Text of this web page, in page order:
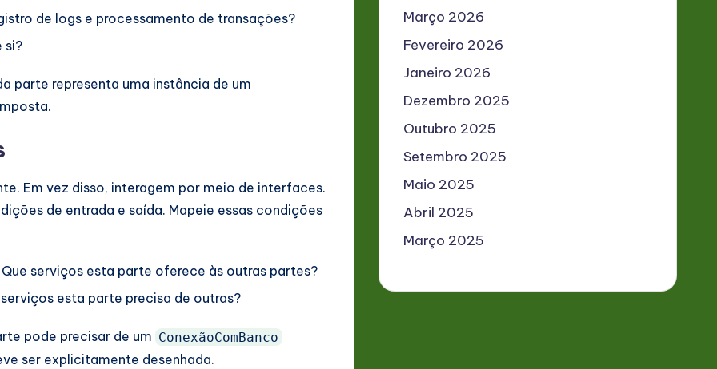
de logs e processamento de transações?
si?
parte representa uma instância de um
Em vez disso, interagem por meio de interfaces.
de entrada e saída. Mapeie essas condições
Que serviços esta parte oferece às outras partes?
serviços esta parte precisa de outras?
pode precisar de um ConexãoComBanco
ser explicitamente desenhada.
Março 2026
Fevereiro 2026
Janeiro 2026
Dezembro 2025
Outubro 2025
Setembro 2025
Maio 2025
Abril 2025
Março 2025